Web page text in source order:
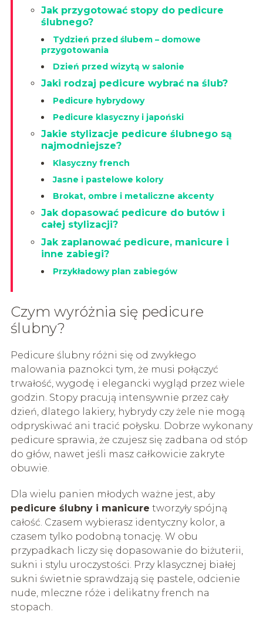
Jak przygotować stopy do pedicure
ślubnego?
Tydzień przed ślubem – domowe
przygotowania
Dzień przed wizytą w salonie
Jaki rodzaj pedicure wybrać na ślub?
Pedicure hybrydowy
Pedicure klasyczny i japoński
Jakie stylizacje pedicure ślubnego są
najmodniejsze?
Klasyczny french
Jasne i pastelowe kolory
Brokat, ombre i metaliczne akcenty
Jak dopasować pedicure do butów i
całej stylizacji?
Jak zaplanować pedicure, manicure i
inne zabiegi?
Przykładowy plan zabiegów
Czym wyróżnia się pedicure
ślubny?
Pedicure ślubny różni się od zwykłego
malowania paznokci tym, że musi połączyć
trwałość, wygodę i elegancki wygląd przez wiele
godzin. Stopy pracują intensywnie przez cały
dzień, dlatego lakiery, hybrydy czy żele nie mogą
odpryskiwać ani tracić połysku. Dobrze wykonany
pedicure sprawia, że czujesz się zadbana od stóp
do głów, nawet jeśli masz całkowicie zakryte
obuwie.
Dla wielu panien młodych ważne jest, aby
pedicure ślubny i manicure tworzyły spójną
całość. Czasem wybierasz identyczny kolor, a
czasem tylko podobną tonację. W obu
przypadkach liczy się dopasowanie do biżuterii,
sukni i stylu uroczystości. Przy klasycznej białej
sukni świetnie sprawdzają się pastele, odcienie
nude, mleczne róże i delikatny french na
stopach.